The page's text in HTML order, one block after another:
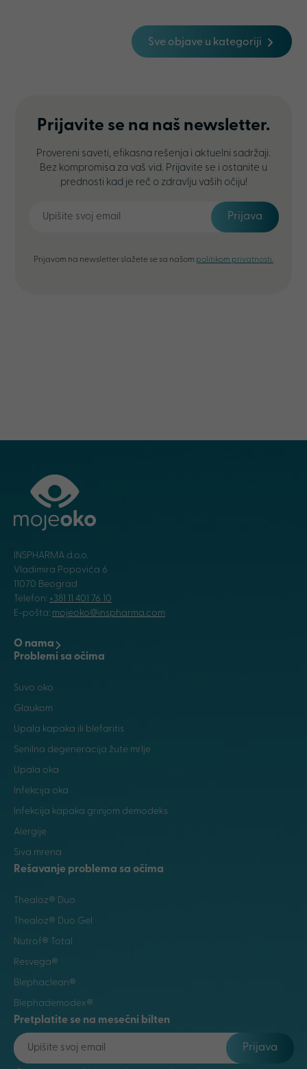
Sve objave u kategoriji
Prijavite se na naš newsletter.
Provereni saveti, efikasna rešenja i aktuelni sadržaji.
Bez kompromisa za vaš vid. Prijavite se i ostanite u
prednosti kad je reč o zdravlju vaših očiju!
Prijava
Prijavom na newsletter slažete se sa našom politikom privatnosti.
INSPHARMA d.o.o.
Vladimira Popovića 6
11070 Beograd
Telefon: +381 11 401 76 10
E-pošta: mojeoko@inspharma.com
O nama
Problemi sa očima
Suvo oko
Glaukom
Upala kapaka ili blefaritis
Senilna degeneracija žute mrlje
Upala oka
Infekcija oka
Infekcija kapaka grinjom demodeks
Alergije
Siva mrena
Rešavanje problema sa očima
Thealoz® Duo
Thealoz® Duo Gel
Nutrof® Total
Resvega®
Blephaclean®
Blephademodex®
Pretplatite se na mesečni bilten
Prijava